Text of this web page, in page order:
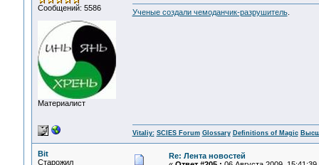
Сообщений: 5586
Материалист
Ученые создали чемоданчик-разрушитель.
Vitaliy: SCIES Forum Glossary Definitions of Magic
Bit
Старожил
Re: Лента новостей